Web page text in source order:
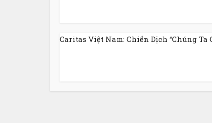
Caritas Việt Nam: Chiến Dịch “Chúng Ta